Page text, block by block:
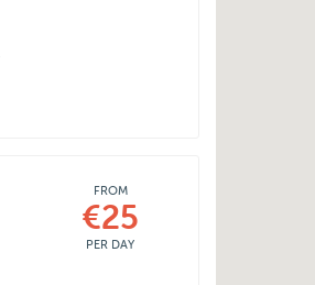
FROM
€25
PER DAY